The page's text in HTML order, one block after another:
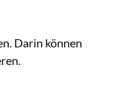
Darin können